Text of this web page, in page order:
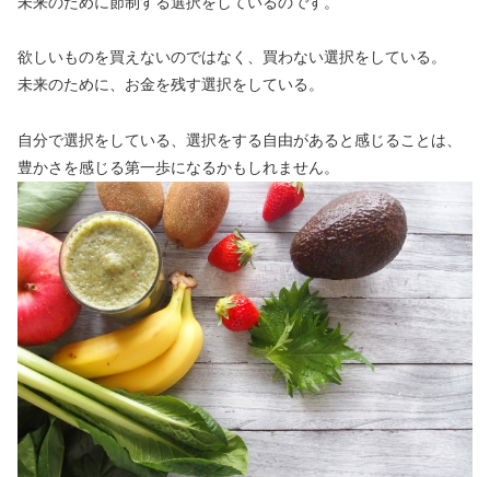
欲しいものを買えないのではなく、買わない選択をしている。
未来のために、お金を残す選択をしている。
自分で選択をしている、選択をする自由があると感じることは、
豊かさを感じる第一歩になるかもしれません。